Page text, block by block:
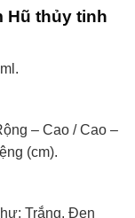
Hũ thủy tinh
– Cao / Cao –
(cm).
Trắng, Đen